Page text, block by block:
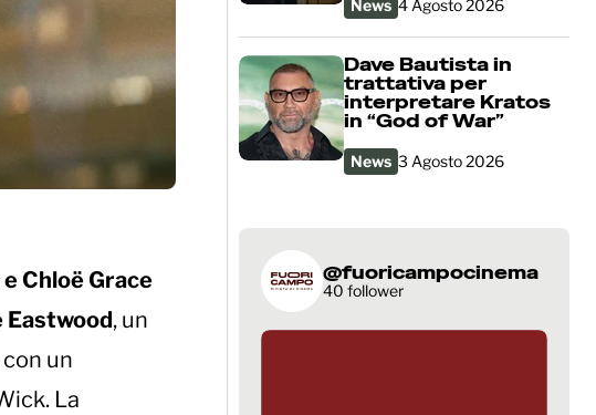
Chloë Grace
Eastwood, un
un
La
News 4 Agosto 2026
Dave Bautista in
trattativa per
interpretare Kratos
in “God of War”
News 3 Agosto 2026
@fuoricampocinema
40 follower